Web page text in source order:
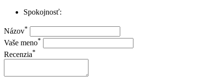
Spokojnosť:
Názov*
Vaše meno*
Recenzia*